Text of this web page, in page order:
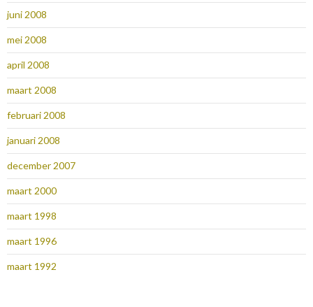
juni 2008
mei 2008
april 2008
maart 2008
februari 2008
januari 2008
december 2007
maart 2000
maart 1998
maart 1996
maart 1992